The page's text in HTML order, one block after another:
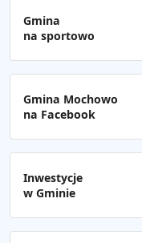
Gmina
na sportowo
Gmina Mochowo
na Facebook
Inwestycje
w Gminie